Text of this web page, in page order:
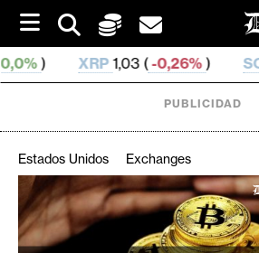
i
p
t
o
1,03 ( -0,26%) SOL76,56 (
C
r
PUBLICIDAD
Estados Unidos Exchanges